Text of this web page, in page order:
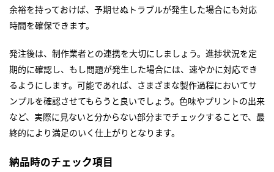
余裕を持っておけば、予期せぬトラブルが発生した場合にも対応
時間を確保できます。
発注後は、制作業者との連携を大切にしましょう。進捗状況を定
期的に確認し、もし問題が発生した場合には、速やかに対応でき
るようにします。可能であれば、さまざまな製作過程においてサ
ンプルを確認させてもらうと良いでしょう。色味やプリントの出来
など、実際に見ないと分からない部分までチェックすることで、最
終的により満足のいく仕上がりとなります。
納品時のチェック項目